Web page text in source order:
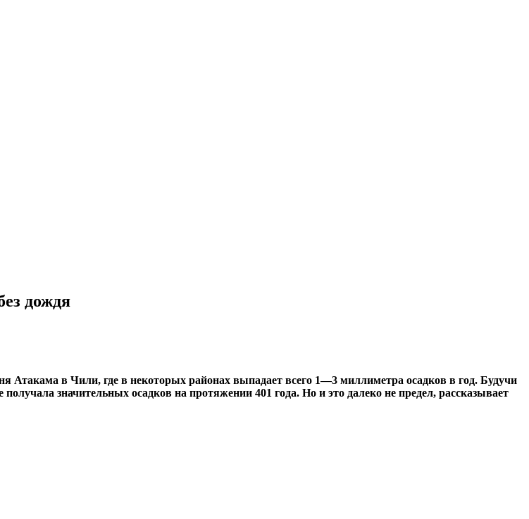
дождя
в Чили, где в некоторых районах выпадает всего 1—3 миллиметра осадков в год. Будучи
значительных осадков на протяжении 401 года. Но и это далеко не предел, рассказывает